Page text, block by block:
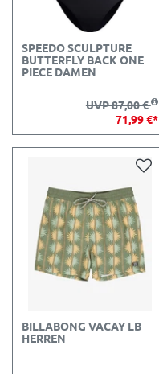
SPEEDO SCULPTURE
BUTTERFLY BACK ONE
PIECE DAMEN
UVP 87,00 €
71,99 €*
BILLABONG VACAY LB
HERREN